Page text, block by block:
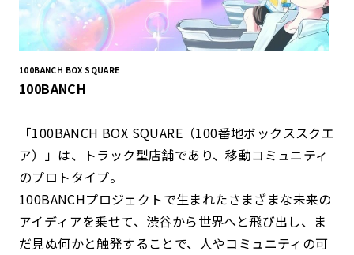
100BANCH BOX SQUARE
100BANCH
「100BANCH BOX SQUARE（100番地ボックススクエ
ア）」は、トラック型店舗であり、移動コミュニティ
のプロトタイプ。
100BANCHプロジェクトで生まれたさまざまな未来の
アイディアを乗せて、渋谷から世界へと飛び出し、ま
だ見ぬ何かと触発することで、人やコミュニティの可